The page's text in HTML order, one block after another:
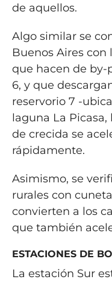
de aquellos.
Algo similar se
Buenos Aires con
que hacen de by-
6, y que
reservorio 7 -
laguna La
de crecida se
rápidamente.
Asimismo, se
rurales con
convierten a los
que también
ESTACIONES DE
La estación Sur